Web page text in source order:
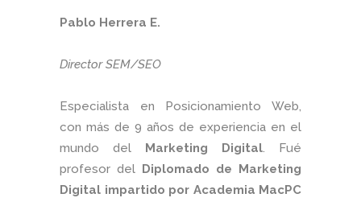
Pablo Herrera E.
Director SEM/SEO
Especialista en Posicionamiento Web,
con más de 9 años de experiencia en el
mundo del Marketing Digital. Fué
profesor del Diplomado de Marketing
Digital impartido por Academia MacPC